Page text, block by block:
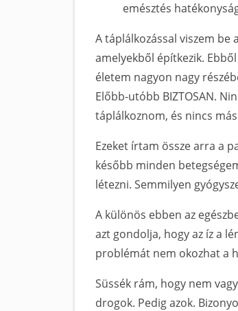
emésztés
A táplálkozással viszem
amelyekből építkezik.
életem nagyon nagy
Előbb-utóbb BIZTOSAN.
táplálkoznom, és nincs
Ezeket írtam össze arra a
később minden
létezni. Semmilyen
A különös ebben az
azt gondolja, hogy az íz a
problémát nem okozhat a
Süssék rám, hogy nem
drogok. Pedig azok.